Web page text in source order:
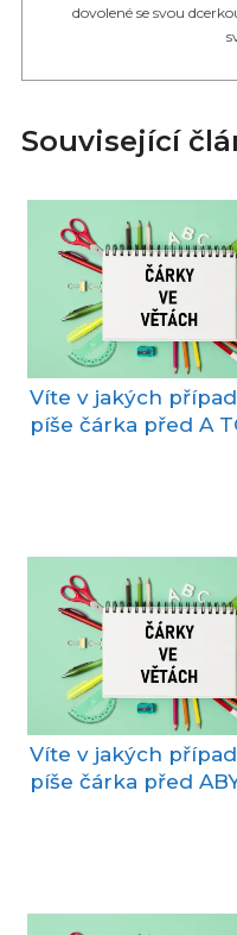
dovolené se svou
Související
Víte v jakých
píše čárka před A
Víte v jakých
píše čárka před